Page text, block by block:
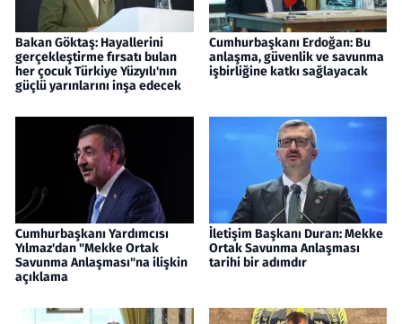
Bakan Göktaş: Hayallerini
gerçekleştirme fırsatı bulan
her çocuk Türkiye Yüzyılı'nın
güçlü yarınlarını inşa edecek
Cumhurbaşkanı Erdoğan: Bu
anlaşma, güvenlik ve savunma
işbirliğine katkı sağlayacak
Cumhurbaşkanı Yardımcısı
Yılmaz'dan "Mekke Ortak
Savunma Anlaşması"na ilişkin
açıklama
İletişim Başkanı Duran: Mekke
Ortak Savunma Anlaşması
tarihi bir adımdır